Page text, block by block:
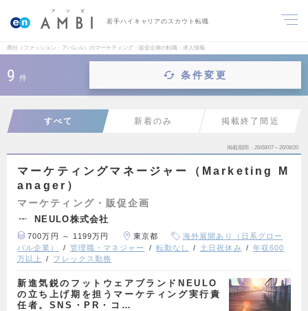
若手ハイキャリアのスカウト転職
商社（ファッション・アパレル）のマーケティング・販促企画の転職・求人情報
9 件 条件変更
すべて 新着のみ 掲載終了間近
掲載期間 26/08/07～26/08/20
マーケティングマネージャー（Marketing M
anager）
マーケティング・販促企画
NEULO株式会社
700万円 ～ 1199万円 東京都
海外展開あり（日系グロー
バル企業）
管理職・マネジャー 転勤なし 土日祝休み
年収600
万以上
フレックス勤務
新進気鋭のフットウェアブランドNEULO
の立ち上げ期を担うマーケティング実行責
任者。SNS・PR・コ…